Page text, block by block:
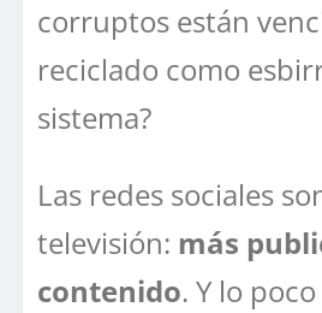
corruptos están
reciclado como
sistema?
Las redes sociales
televisión: más
contenido. Y lo